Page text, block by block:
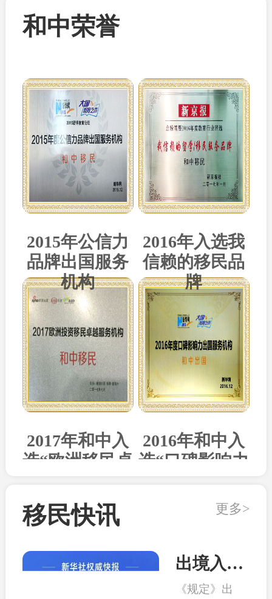
和中荣誉
2015年公信力
品牌出国服务
机构
2016年入选我
信赖的移民品
牌
2017年和中入
选“欧洲移民卓
2016年和中入
选“口碑影响力
移民快讯 更多>
出境入境管理新规发布！移民服务监管升级，哪些机构更值得选择？
《规定》出